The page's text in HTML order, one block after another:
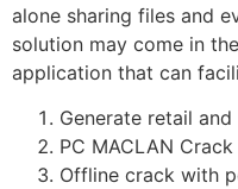
alone sharing files and
solution may come in
application that can
Generate retail
PC MACLAN
Offline crack with